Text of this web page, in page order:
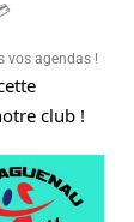
vos agendas !
club !